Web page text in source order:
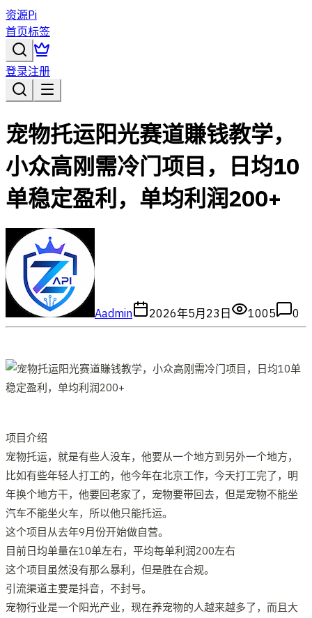
资源Pi
首页标签
登录注册
宠物托运阳光赛道賺钱教学，
小众高刚需冷门项目，日均10
单稳定盈利，单均利润200+
Aadmin 2026年5月23日 1005 0
项目介绍
宠物托运，就是有些人没车，他要从一个地方到另外一个地方，
比如有些年轻人打工的，他今年在北京工作，今天打工完了，明
年换个地方干，他要回老家了，宠物要带回去，但是宠物不能坐
汽车不能坐火车，所以他只能托运。
这个项目从去年9月份开始做自营。
目前日均单量在10单左右，平均每单利润200左右
这个项目虽然没有那么暴利，但是胜在合规。
引流渠道主要是抖音，不封号。
宠物行业是一个阳光产业，现在养宠物的人越来越多了，而且大